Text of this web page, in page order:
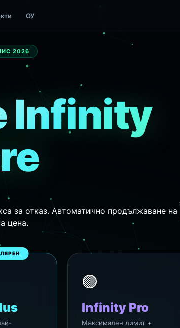
ОУ
2026
Infinity
за отказ. Автоматично продължаване на
цена.
🟣
Infinity Pro
Максимален лимит +